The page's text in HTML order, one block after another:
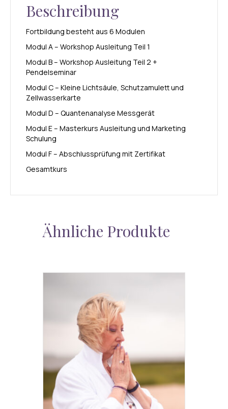
Beschreibung
Fortbildung besteht aus 6 Modulen
Modul A – Workshop Ausleitung Teil 1
Modul B – Workshop Ausleitung Teil 2 +
Pendelseminar
Modul C – Kleine Lichtsäule, Schutzamulett und
Zellwasserkarte
Modul D – Quantenanalyse Messgerät
Modul E – Masterkurs Ausleitung und Marketing
Schulung
Modul F – Abschlussprüfung mit Zertifikat
Gesamtkurs
Ähnliche Produkte